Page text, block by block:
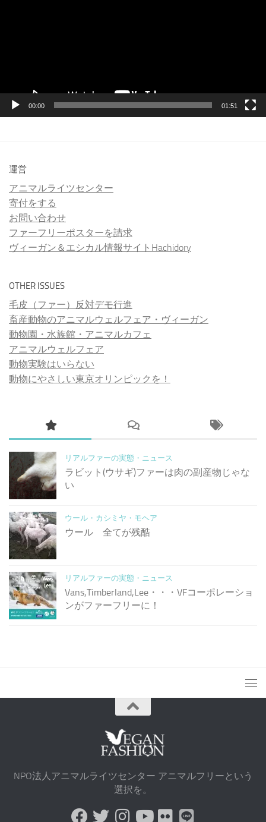
00:00 01:51
運営
アニマルライツセンター
寄付をする
お問い合わせ
ファーフリーポスターを請求
ヴィーガン＆エシカル情報サイトHachidory
OTHER ISSUES
毛皮（ファー）反対デモ行進
畜産動物のアニマルウェルフェア・ヴィーガン
動物園・水族館・アニマルカフェ
アニマルウェルフェア
動物実験はいらない
動物にやさしい東京オリンピックを！
リアルファーの実態・ニュース
ラビット(ウサギ)ファーは肉の副産物じゃな
い
ウール・カシミヤ・モヘア
ウール 全てが残酷
リアルファーの実態・ニュース
Vans,Timberland,Lee・・・VFコーポレーショ
ンがファーフリーに！
NPO法人アニマルライツセンター アニマルフリーという
選択を。